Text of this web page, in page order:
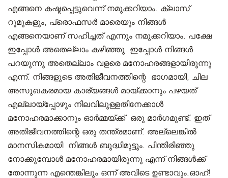
എങ്ങനെ കഷ്ടപ്പെട്ടുവെന്ന് നമുക്കറിയാം. ക്ലാസ്
റൂമുകളും, പ്രൊഫസർ മാരെയും നിങ്ങൾ
എങ്ങനെയാണ് സഹിച്ചത് എന്നും നമുക്കറിയാം. പക്ഷേ
ഇപ്പോൾ അതെല്ലാം കഴിഞ്ഞു. ഇപ്പോൾ നിങ്ങൾ
പറയുന്നു അതെല്ലാം വളരെ മനോഹരങ്ങളായിരുന്നു
എന്ന്. നിങ്ങളുടെ അതിജീവനത്തിന്റെ ഭാഗമായി, ചില
അസുഖകരമായ കാര്യങ്ങൾ മായ്‌ക്കാനും പഴയത്
എല്ലായ്‌പ്പോഴും നിലവിലുള്ളതിനേക്കാൾ
മനോഹരമാക്കാനും ഓർമ്മയ്ക്ക് ഒരു മാർഗമുണ്ട്. ഇത്
അതിജീവനത്തിന്റെ ഒരു തന്ത്രമാണ്. അല്ലെങ്കിൽ
മാനസികമായി നിങ്ങൾ ബുദ്ധിമുട്ടും. പിന്തിരിഞ്ഞു
നോക്കുമ്പോൾ മനോഹരമായിരുന്നു എന്ന് നിങ്ങൾക്ക്
തോന്നുന്ന എന്തെങ്കിലും ഒന്ന് അവിടെ ഉണ്ടാവും.ഓഹ്!